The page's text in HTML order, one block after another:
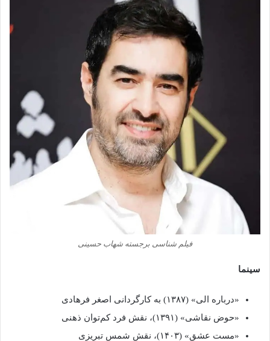
فیلم‌ شناسی برجسته شهاب حسینی
سینما
«درباره الی» (۱۳۸۷) به کارگردانی اصغر فرهادی
«حوض نقاشی» (۱۳۹۱)، نقش فرد کم‌توان ذهنی
«مست عشق» (۱۴۰۳)، نقش شمس تبریزی